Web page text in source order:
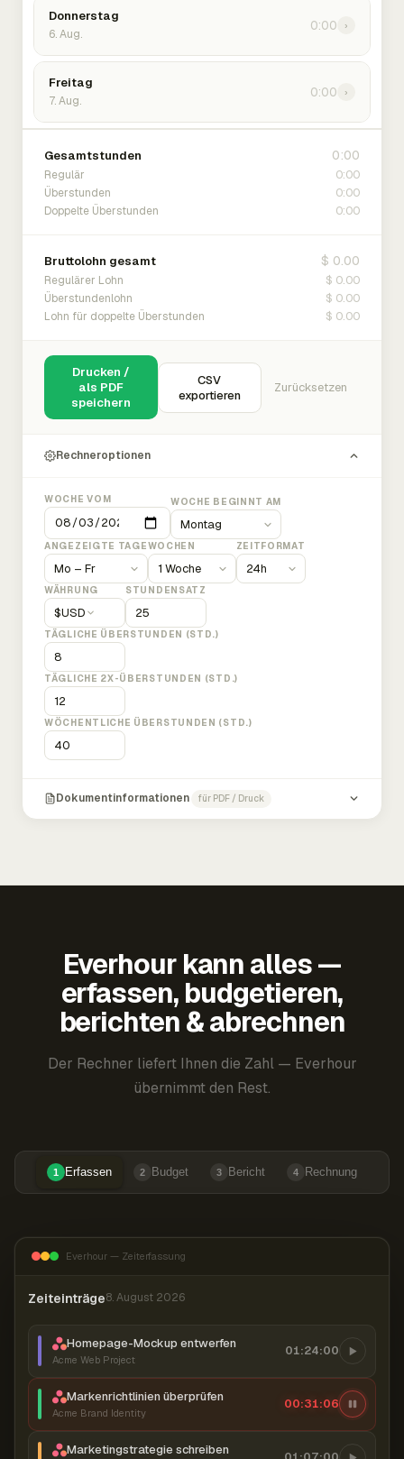
Donnerstag
6. Aug.
0:00 ›
Freitag
7. Aug.
0:00 ›
Gesamtstunden 0:00
Regulär 0:00
Überstunden 0:00
Doppelte Überstunden 0:00
Bruttolohn gesamt $ 0.00
Regulärer Lohn $ 0.00
Überstundenlohn $ 0.00
Lohn für doppelte Überstunden $ 0.00
Drucken /
als PDF
speichern
CSV
exportieren
Zurücksetzen
Rechneroptionen
WOCHE VOM WOCHE BEGINNT AM
ANGEZEIGTE TAGEWOCHEN ZEITFORMAT
WÄHRUNG
$USD
STUNDENSATZ
TÄGLICHE ÜBERSTUNDEN (STD.)
TÄGLICHE 2X-ÜBERSTUNDEN (STD.)
WÖCHENTLICHE ÜBERSTUNDEN (STD.)
Dokumentinformationen für PDF / Druck
Everhour kann alles —
erfassen, budgetieren,
berichten & abrechnen
Der Rechner liefert Ihnen die Zahl — Everhour
übernimmt den Rest.
1 Erfassen 2 Budget 3 Bericht 4 Rechnung
Everhour — Zeiterfassung
Zeiteinträge8. August 2026
Homepage-Mockup entwerfen
Acme Web Project
01:24:00
Markenrichtlinien überprüfen
Acme Brand Identity
00:31:07
Marketingstrategie schreiben